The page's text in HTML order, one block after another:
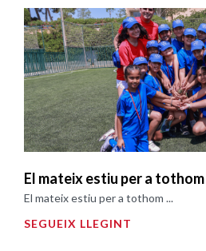
El mateix estiu per a tothom
El mateix estiu per a tothom ...
SEGUEIX LLEGINT